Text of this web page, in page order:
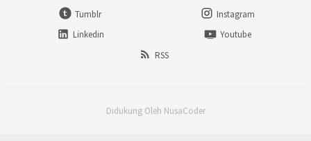
Tumblr
Instagram
Linkedin
Youtube
RSS
Didukung Oleh NusaCoder